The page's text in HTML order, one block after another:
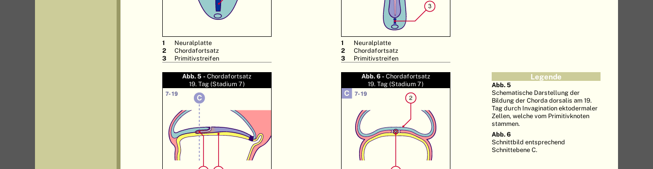
Neuralplatte
Chordafortsatz
Primitivstreifen
Neuralplatte
Chordafortsatz
Primitivstreifen
Abb. 5 -Chordafortsatz
19. Tag (Stadium 7)
Abb. 6 -Chordafortsatz
19. Tag (Stadium 7)
Legende
Abb. 5
Schematische Darstellung der
Bildung der Chorda dorsalis am 19.
Tag durch Invagination ektodermaler
Zellen, welche vom Primitivknoten
stammen.
Abb. 6
Schnittbild entsprechend
Schnittebene C.